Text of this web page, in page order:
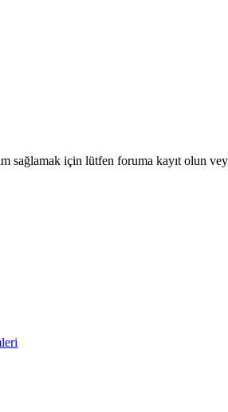
sağlamak için lütfen foruma kayıt olun